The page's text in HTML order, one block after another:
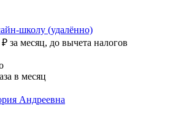
школу (удалённо)
₽ за месяц, до вычета налогов
в месяц
Андреевна